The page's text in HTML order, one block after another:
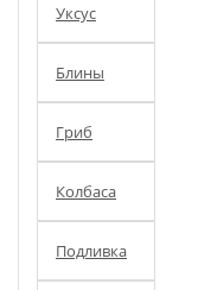
Уксус
Блины
Гриб
Колбаса
Подливка